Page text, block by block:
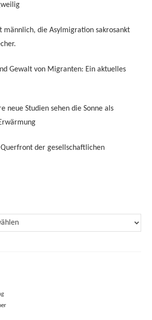
männlich, die Asylmigration sakrosankt
Gewalt von Migranten: Ein aktuelles
neue Studien sehen die Sonne als
der gesellschaftlichen